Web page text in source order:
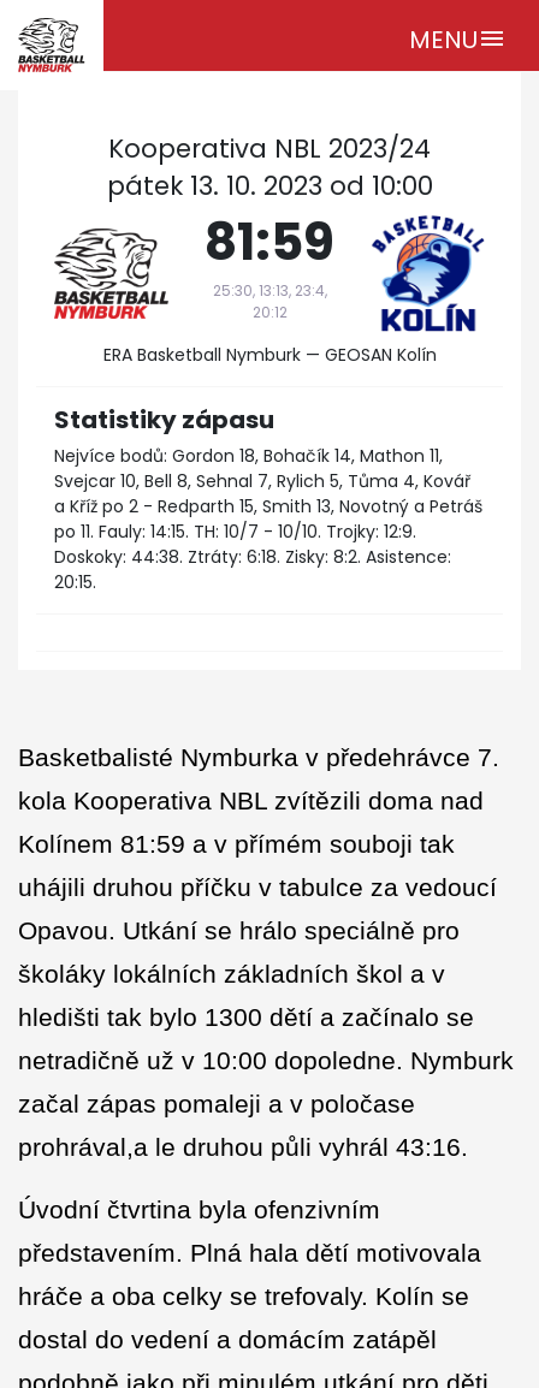
MENUmenu
Kooperativa NBL 2023/24
pátek 13. 10. 2023 od 10:00
81:59
25:30, 13:13, 23:4,
20:12
ERA Basketball Nymburk — GEOSAN Kolín
Statistiky zápasu
Nejvíce bodů: Gordon 18, Bohačík 14, Mathon 11,
Svejcar 10, Bell 8, Sehnal 7, Rylich 5, Tůma 4, Kovář
a Kříž po 2 - Redparth 15, Smith 13, Novotný a Petráš
po 11. Fauly: 14:15. TH: 10/7 - 10/10. Trojky: 12:9.
Doskoky: 44:38. Ztráty: 6:18. Zisky: 8:2. Asistence:
20:15.
Basketbalisté Nymburka v předehrávce 7.
kola Kooperativa NBL zvítězili doma nad
Kolínem 81:59 a v přímém souboji tak
uhájili druhou příčku v tabulce za vedoucí
Opavou. Utkání se hrálo speciálně pro
školáky lokálních základních škol a v
hledišti tak bylo 1300 dětí a začínalo se
netradičně už v 10:00 dopoledne. Nymburk
začal zápas pomaleji a v poločase
prohrával,a le druhou půli vyhrál 43:16.
Úvodní čtvrtina byla ofenzivním
představením. Plná hala dětí motivovala
hráče a oba celky se trefovaly. Kolín se
dostal do vedení a domácím zatápěl